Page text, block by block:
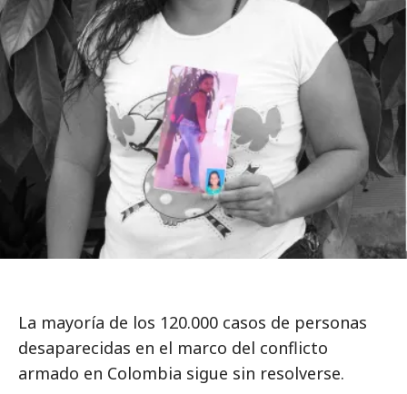
La mayoría de los 120.000 casos de personas
desaparecidas en el marco del conflicto
armado en Colombia sigue sin resolverse.